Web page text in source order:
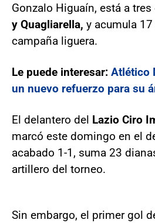
Gonzalo Higuaín, está a
y Quagliarella, y acumula
campaña liguera.
Le puede interesar: Atlético
un nuevo refuerzo para su
El delantero del Lazio Ciro
marcó este domingo en el
acabado 1-1, suma 23
artillero del torneo.
Sin embargo, el primer gol